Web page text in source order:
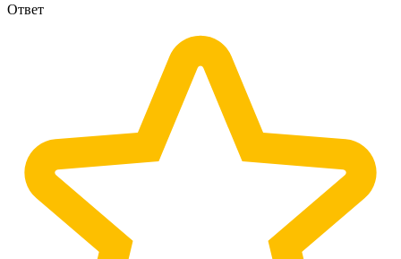
Ответ